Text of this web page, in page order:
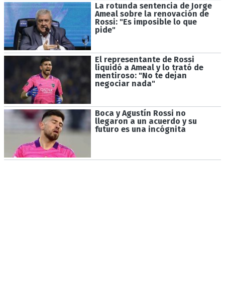
La rotunda sentencia de Jorge
Ameal sobre la renovación de
Rossi: "Es imposible lo que
pide"
El representante de Rossi
liquidó a Ameal y lo trató de
mentiroso: "No te dejan
negociar nada"
Boca y Agustín Rossi no
llegaron a un acuerdo y su
futuro es una incógnita